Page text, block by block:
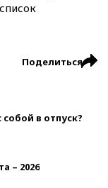
Поделиться
в отпуск?
– 2026